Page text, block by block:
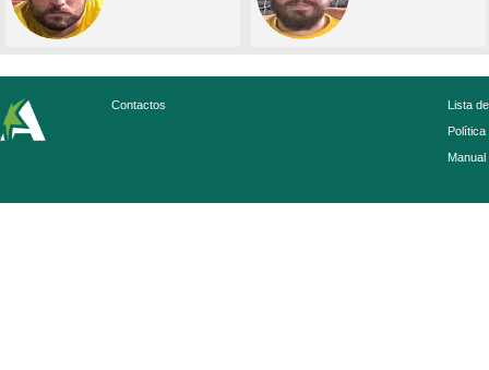
Contactos
Lista